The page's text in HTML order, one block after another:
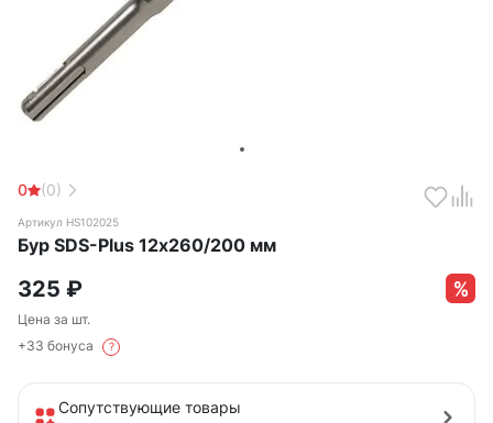
0 (0)
Артикул HS102025
Бур SDS-Plus 12х260/200 мм
325 ₽
Цена за шт.
+33 бонуса
?
Сопутствующие товары